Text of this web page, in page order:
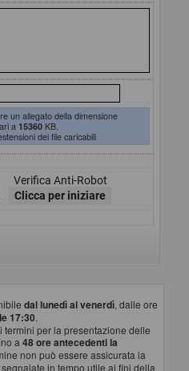
un allegato della dimensione
a15360 KB.
dei file caricabili
Verifica Anti-Robot
Clicca per iniziare
dal lunedì al venerdì, dalle ore
17:30.
per la presentazione delle
a 48 ore antecedenti la
non può essere assicurata la
in tempo utile ai fini della